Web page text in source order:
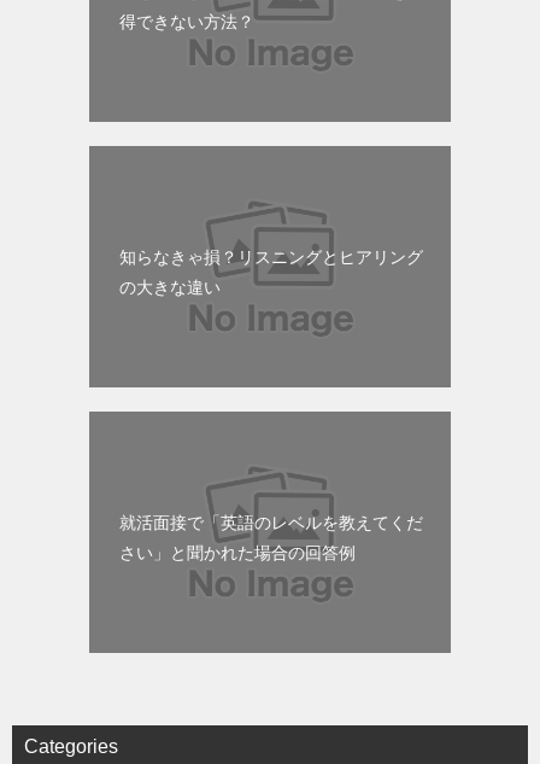
得できない方法？
知らなきゃ損？リスニングとヒアリング
の大きな違い
就活面接で「英語のレベルを教えてくだ
さい」と聞かれた場合の回答例
Categories